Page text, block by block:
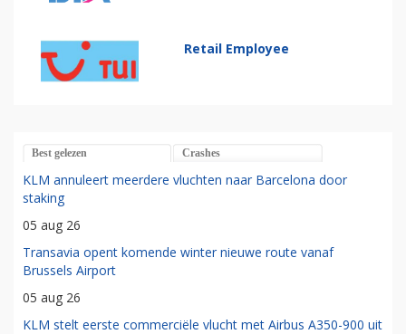
Retail Employee
Best gelezen Crashes
KLM annuleert meerdere vluchten naar Barcelona door
staking
05 aug 26
Transavia opent komende winter nieuwe route vanaf
Brussels Airport
05 aug 26
KLM stelt eerste commerciële vlucht met Airbus A350-900 uit